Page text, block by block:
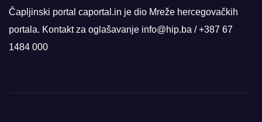
Čapljinski portal caportal.in je dio Mreže hercegovačkih
portala. Kontakt za oglašavanje info@hip.ba / +387 67
1484 000